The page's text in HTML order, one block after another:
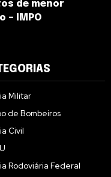
de menor
– IMPO
Militar
de Bombeiros
Civil
Rodoviária Federal